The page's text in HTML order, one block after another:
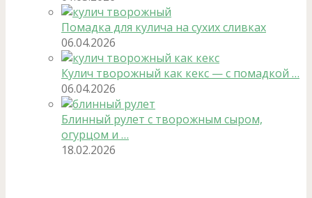
Помадка для кулича на сухих сливках
06.04.2026
Кулич творожный как кекс — с помадкой …
06.04.2026
Блинный рулет с творожным сыром,
огурцом и …
18.02.2026